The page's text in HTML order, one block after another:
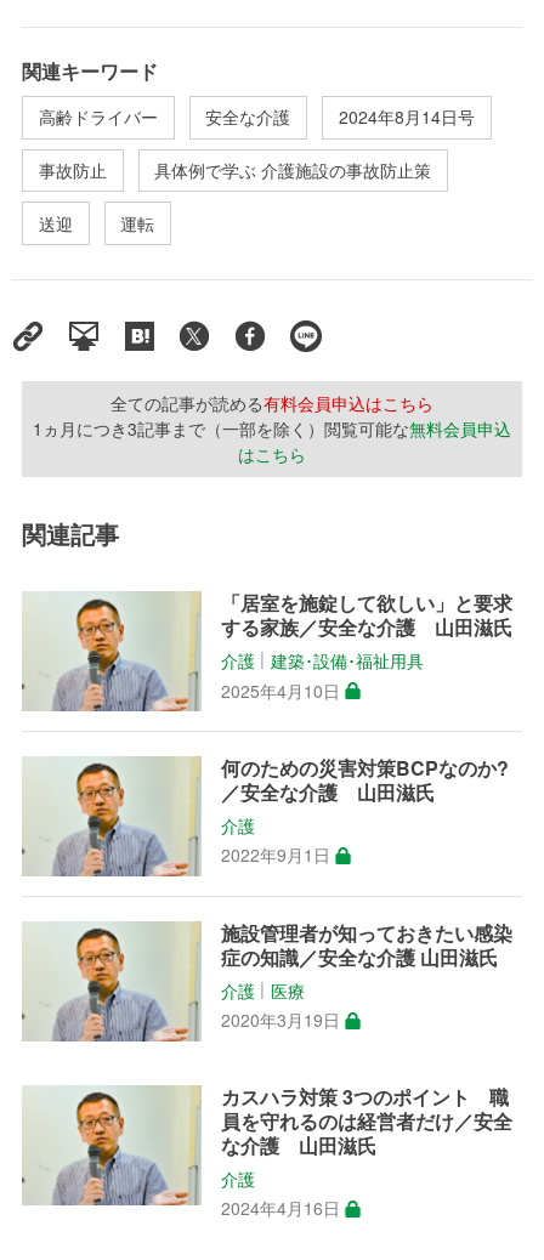
関連キーワード
高齢ドライバー 安全な介護 2024年8月14日号
事故防止 具体例で学ぶ 介護施設の事故防止策
送迎 運転
全ての記事が読める有料会員申込はこちら
1ヵ月につき3記事まで（一部を除く）閲覧可能な無料会員申込
はこちら
関連記事
「居室を施錠して欲しい」と要求
する家族／安全な介護 山田滋氏
介護 │建築･設備･福祉用具
2025年4月10日
何のための災害対策BCPなのか?
／安全な介護 山田滋氏
介護
2022年9月1日
施設管理者が知っておきたい感染
症の知識／安全な介護 山田滋氏
介護 │医療
2020年3月19日
カスハラ対策 3つのポイント 職
員を守れるのは経営者だけ／安全
な介護 山田滋氏
介護
2024年4月16日